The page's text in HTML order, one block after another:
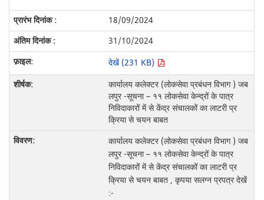
18/09/2024
31/10/2024
देखें (231 KB)
कार्यालय कलेक्टर (लोकसेवा प्रबंधन विभाग ) जब
लपुर -सूचना – ११ लोकसेवा केन्द्रों के पात्र
निविदाकारों में से केंद्र संचालकों का लाटरी प्र
क्रिया से चयन बाबत
कार्यालय कलेक्टर (लोकसेवा प्रबंधन विभाग ) जब
लपुर -सूचना – ११ लोकसेवा केन्द्रों के पात्र
निविदाकारों में से केंद्र संचालकों का लाटरी प्र
क्रिया से चयन बाबत , कृपया सलग्न प्रपत्र देखें
:-